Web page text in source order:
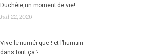
Duchère,un moment de vie!
Juil 22, 2026
Vive le numérique ! et l’humain
dans tout ça ?